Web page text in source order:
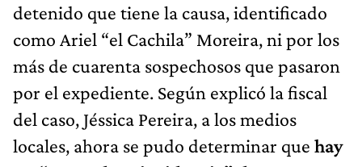
detenido que tiene la causa, identificado
como Ariel “el Cachila” Moreira, ni por los
más de cuarenta sospechosos que pasaron
por el expediente. Según explicó la fiscal
del caso, Jéssica Pereira, a los medios
locales, ahora se pudo determinar que hay